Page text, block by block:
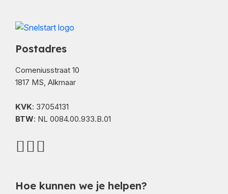
Postadres
Comeniusstraat 10
1817 MS, Alkmaar
KVK: 37054131
BTW: NL 0084.00.933.B.01
Hoe kunnen we je helpen?